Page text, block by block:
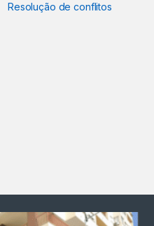
Resolução de conflitos